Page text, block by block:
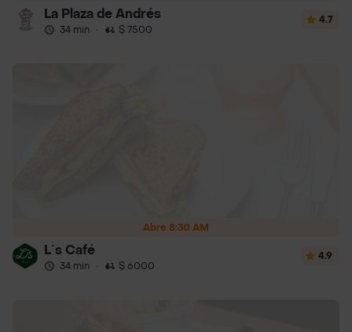
La Plaza de Andrés
34 min · $ 7500
4.7
Abre 8:30 AM
L´s Café
34 min · $ 6000
4.9